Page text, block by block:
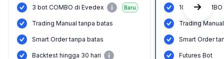
3 bot COMBO di Evedex Baru
Trading Manual tanpa batas
Smart Order tanpa batas
Backtest hingga 30 hari
10 bot
Trading
Smart Order
Futures Bot